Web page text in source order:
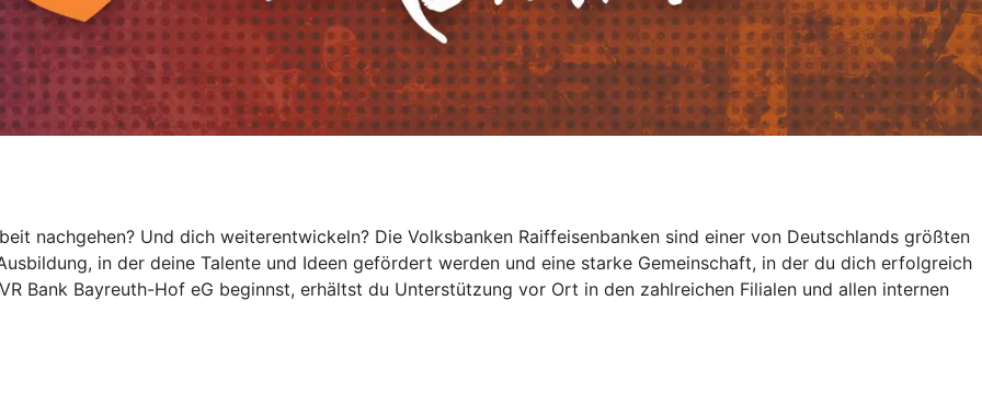
nachgehen? Und dich weiterentwickeln? Die Volksbanken Raiffeisenbanken sind einer von Deutschlands größten
in der deine Talente und Ideen gefördert werden und eine starke Gemeinschaft, in der du dich erfolgreich
Bank Bayreuth-Hof eG beginnst, erhältst du Unterstützung vor Ort in den zahlreichen Filialen und allen internen